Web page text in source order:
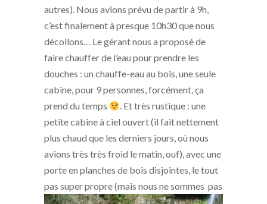
autres). Nous avions prévu de partir à 9h,
c’est finalement à presque 10h30 que nous
décollons… Le gérant nous a proposé de
faire chauffer de l’eau pour prendre les
douches : un chauffe-eau au bois, une seule
cabine, pour 9 personnes, forcément, ça
prend du temps
. Et très rustique : une
petite cabine à ciel ouvert (il fait nettement
plus chaud que les derniers jours, où nous
avions très très froid le matin, ouf), avec une
porte en planches de bois disjointes, le tout
pas super propre (mais nous ne sommes pas